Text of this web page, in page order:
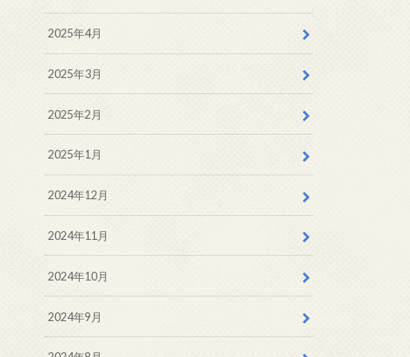
2025年4月
2025年3月
2025年2月
2025年1月
2024年12月
2024年11月
2024年10月
2024年9月